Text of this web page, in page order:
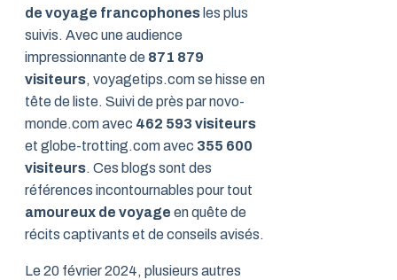
de voyage francophones les plus
suivis. Avec une audience
impressionnante de 871 879
visiteurs, voyagetips.com se hisse en
tête de liste. Suivi de près par novo-
monde.com avec 462 593 visiteurs
et globe-trotting.com avec 355 600
visiteurs. Ces blogs sont des
références incontournables pour tout
amoureux de voyage en quête de
récits captivants et de conseils avisés.
Le 20 février 2024, plusieurs autres